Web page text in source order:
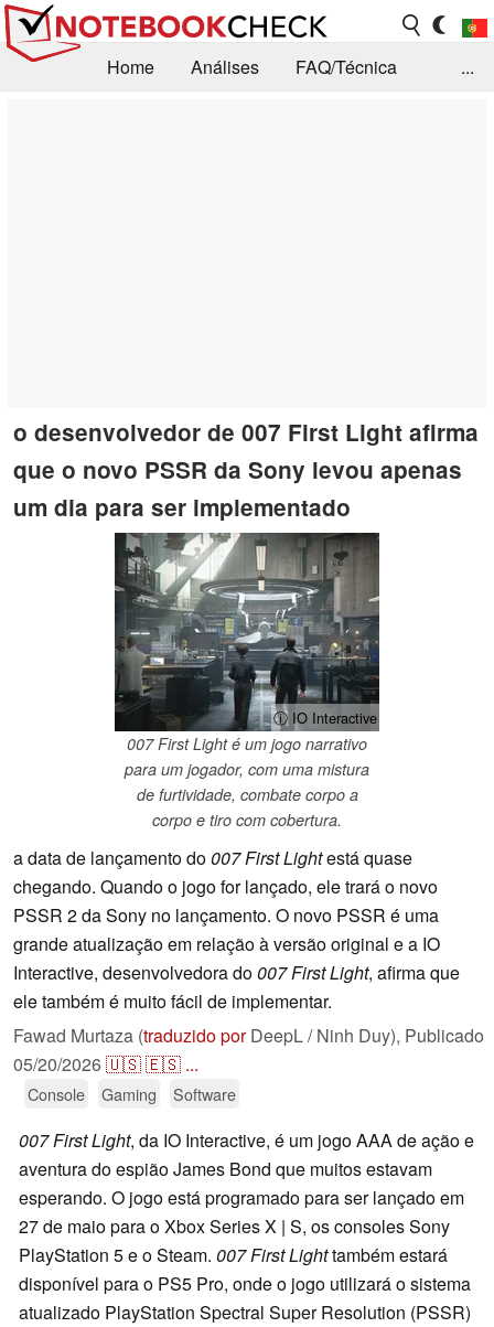
Home Análises
FAQ/Técnica
...
o desenvolvedor de 007 First Light afirma
que o novo PSSR da Sony levou apenas
um dia para ser implementado
ⓘ IO Interactive
007 First Light é um jogo narrativo
para um jogador, com uma mistura
de furtividade, combate corpo a
corpo e tiro com cobertura.
a data de lançamento do007 First Lightestá quase
chegando. Quando o jogo for lançado, ele trará o novo
PSSR 2 da Sony no lançamento. O novo PSSR é uma
grande atualização em relação à versão original e a IO
Interactive, desenvolvedora do007 First Light, afirma que
ele também é muito fácil de implementar.
Fawad Murtaza (traduzido porDeepL / Ninh Duy), Publicado
05/20/2026🇺🇸🇪🇸 ...
Console Gaming Software
007 First Light, da IO Interactive, é um jogo AAA de ação e
aventura do espião James Bond que muitos estavam
esperando. O jogo está programado para ser lançado em
27 de maio para o Xbox Series X | S, os consoles Sony
PlayStation 5 e o Steam. 007 First Lighttambém estará
disponível para o PS5 Pro, onde o jogo utilizará o sistema
atualizado PlayStation Spectral Super Resolution (PSSR)